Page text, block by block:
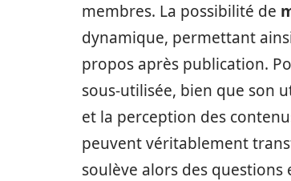
membres. La possibilité de
dynamique, permettant
propos après publication.
sous-utilisée, bien que son
et la perception des
peuvent véritablement
soulève alors des